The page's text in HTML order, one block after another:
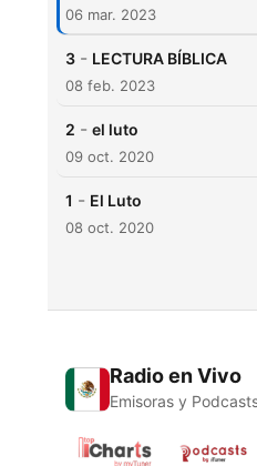
06 mar. 2023
3 - LECTURA BÍBLICA
08 feb. 2023
2 - el luto
09 oct. 2020
1 - El Luto
08 oct. 2020
Radio en Vivo
Emisoras y